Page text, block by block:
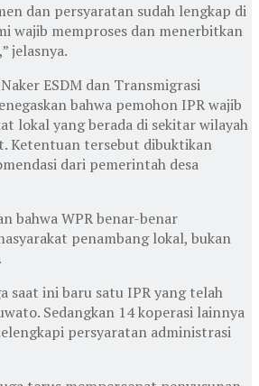
dan persyaratan sudah lengkap di
wajib memproses dan menerbitkan
jelasnya.
ESDM dan Transmigrasi
bahwa pemohon IPR wajib
lokal yang berada di sekitar wilayah
Ketentuan tersebut dibuktikan
dari pemerintah desa
bahwa WPR benar-benar
penambang lokal, bukan
saat ini baru satu IPR yang telah
Sedangkan 14 koperasi lainnya
persyaratan administrasi